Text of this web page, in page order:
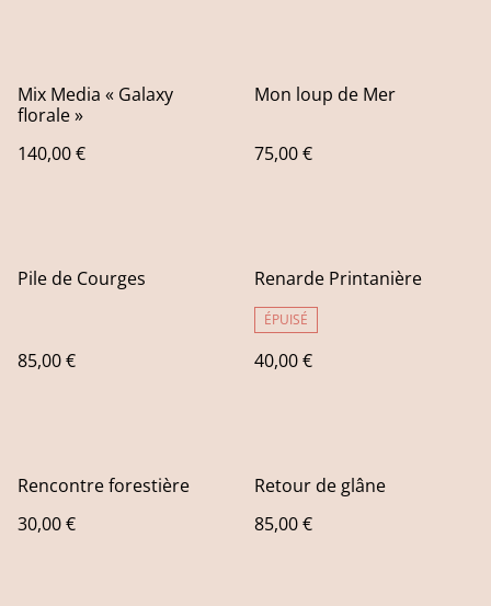
Mix Media « Galaxy
florale »
140,00 €
Mon loup de Mer
75,00 €
Pile de Courges
85,00 €
Renarde Printanière
ÉPUISÉ
40,00 €
Rencontre forestière
30,00 €
Retour de glâne
85,00 €